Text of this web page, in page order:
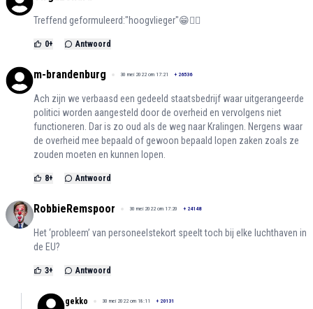
Treffend geformuleerd:"hoogvlieger"😁👍🏻
0+ Antwoord
m-brandenburg 30 mei 2022 om 17:21 + 26536
Ach zijn we verbaasd een gedeeld staatsbedrijf waar uitgerangeerde
politici worden aangesteld door de overheid en vervolgens niet
functioneren. Dar is zo oud als de weg naar Kralingen. Nergens waar
de overheid mee bepaald of gewoon bepaald lopen zaken zoals ze
zouden moeten en kunnen lopen.
8+ Antwoord
RobbieRemspoor 30 mei 2022 om 17:20 + 24148
Het ‘probleem’ van personeelstekort speelt toch bij elke luchthaven in
de EU?
3+ Antwoord
gekko 30 mei 2022 om 18:11 + 20131